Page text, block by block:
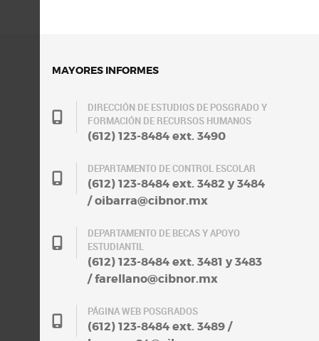
MAYORES INFORMES
DIRECCIÓN DE ESTUDIOS DE POSGRADO Y
FORMACIÓN DE RECURSOS HUMANOS
(612) 123-8484 ext. 3490
DEPARTAMENTO DE CONTROL ESCOLAR
(612) 123-8484 ext. 3482 y 3484
/ oibarra@cibnor.mx
DEPARTAMENTO DE BECAS Y APOYO
ESTUDIANTIL
(612) 123-8484 ext. 3481 y 3483
/ farellano@cibnor.mx
PÁGINA WEB POSGRADOS
(612) 123-8484 ext. 3489 /